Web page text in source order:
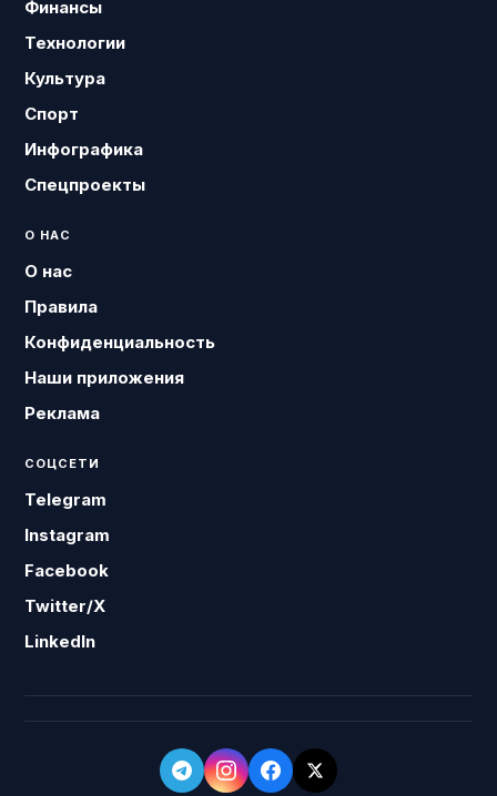
Финансы
Технологии
Культура
Спорт
Инфографика
Спецпроекты
О НАС
О нас
Правила
Конфиденциальность
Наши приложения
Реклама
СОЦСЕТИ
Telegram
Instagram
Facebook
Twitter/X
LinkedIn